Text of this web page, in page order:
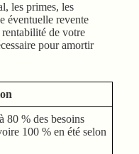
les primes, les
éventuelle revente
de votre
pour amortir
80 % des besoins
100 % en été selon